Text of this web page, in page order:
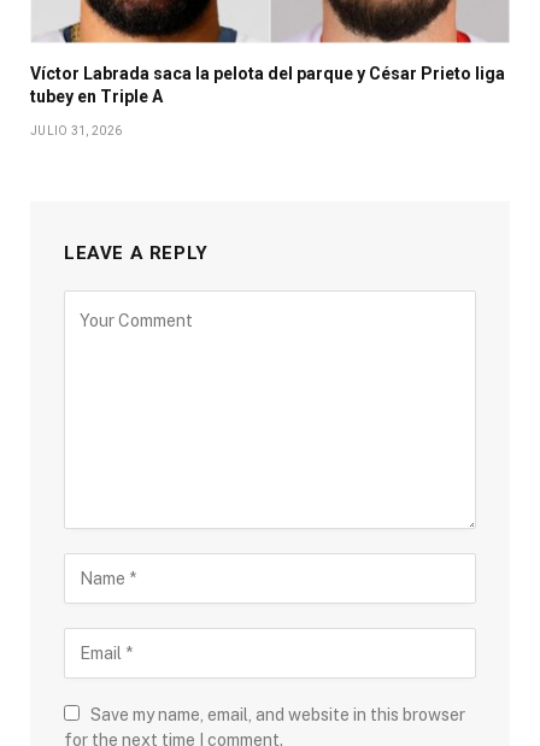
Víctor Labrada saca la pelota del parque y César Prieto liga
tubey en Triple A
JULIO 31, 2026
LEAVE A REPLY
Save my name, email, and website in this browser
for the next time I comment.